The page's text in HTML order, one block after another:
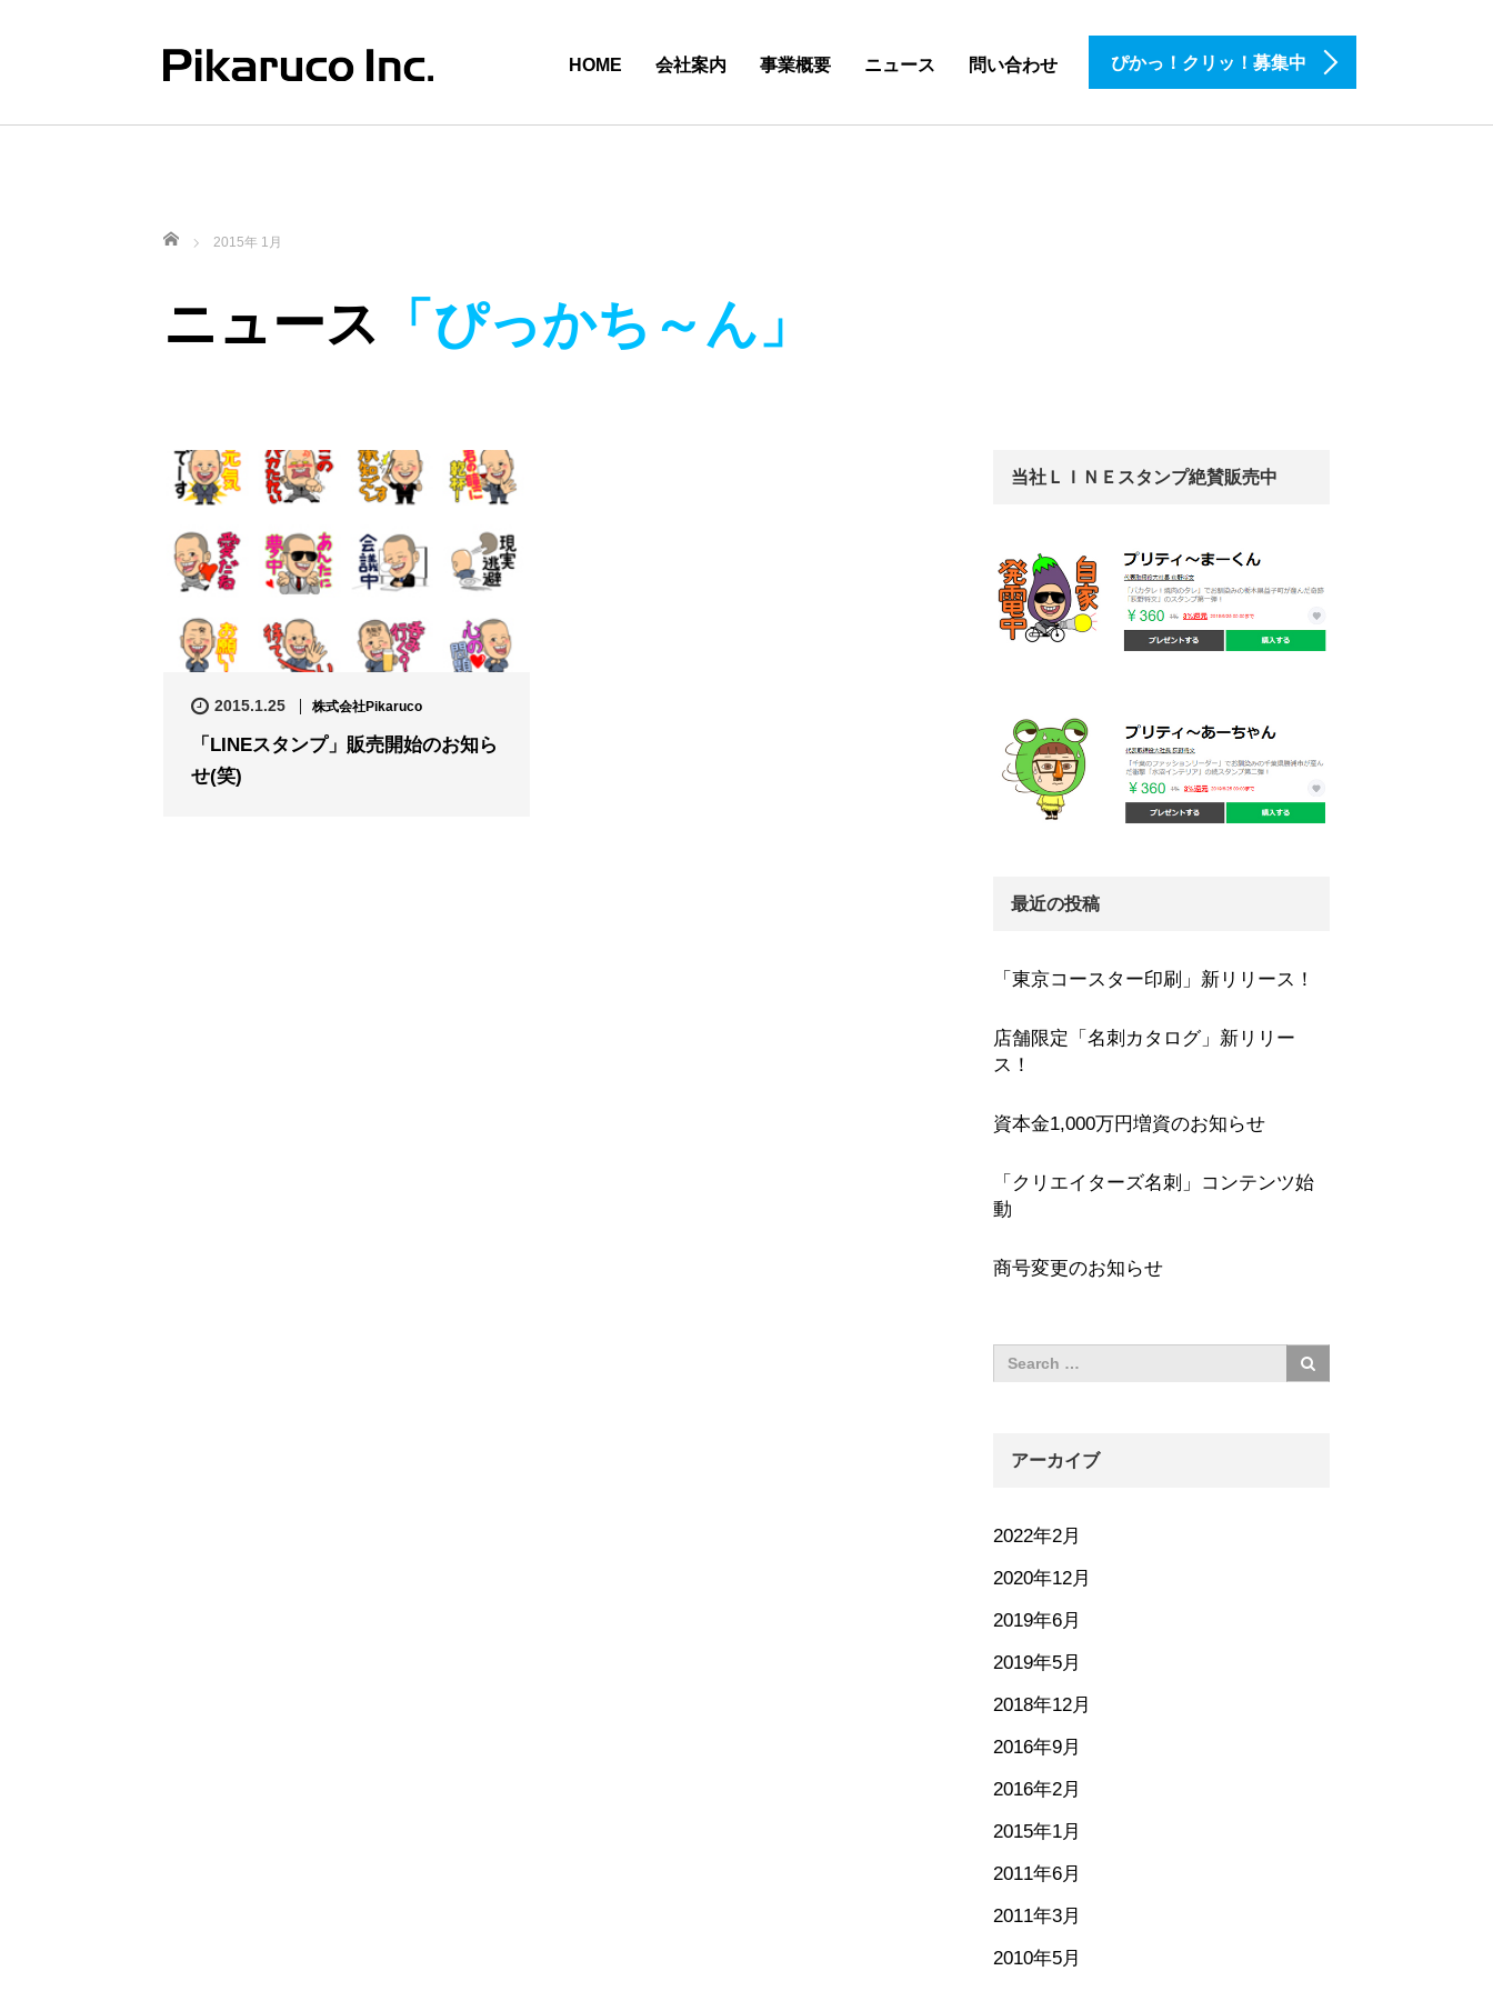
HOME 会社案内 事業概要 ニュース 問い合わせ ぴかっ！クリッ！募集中
ホーム 2015年 1月
ニュース 「ぴっかち～ん」
2015.1.25 株式会社Pikaruco
「LINEスタンプ」販売開始のお知ら
せ(笑)
当社ＬＩＮＥスタンプ絶賛販売中
最近の投稿
「東京コースター印刷」新リリース！
店舗限定「名刺カタログ」新リリー
ス！
資本金1,000万円増資のお知らせ
「クリエイターズ名刺」コンテンツ始
動
商号変更のお知らせ
アーカイブ
2022年2月
2020年12月
2019年6月
2019年5月
2018年12月
2016年9月
2016年2月
2015年1月
2011年6月
2011年3月
2010年5月